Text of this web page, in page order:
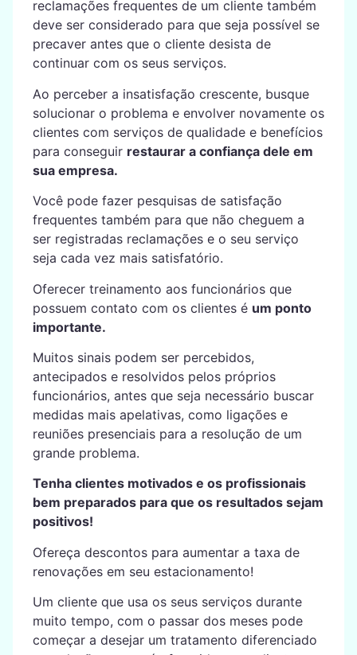
reclamações frequentes de um cliente também
deve ser considerado para que seja possível se
precaver antes que o cliente desista de
continuar com os seus serviços.
Ao perceber a insatisfação crescente, busque
solucionar o problema e envolver novamente os
clientes com serviços de qualidade e benefícios
para conseguir restaurar a confiança dele em
sua empresa.
Você pode fazer pesquisas de satisfação
frequentes também para que não cheguem a
ser registradas reclamações e o seu serviço
seja cada vez mais satisfatório.
Oferecer treinamento aos funcionários que
possuem contato com os clientes é um ponto
importante.
Muitos sinais podem ser percebidos,
antecipados e resolvidos pelos próprios
funcionários, antes que seja necessário buscar
medidas mais apelativas, como ligações e
reuniões presenciais para a resolução de um
grande problema.
Tenha clientes motivados e os profissionais
bem preparados para que os resultados sejam
positivos!
Ofereça descontos para aumentar a taxa de
renovações em seu estacionamento!
Um cliente que usa os seus serviços durante
muito tempo, com o passar dos meses pode
começar a desejar um tratamento diferenciado